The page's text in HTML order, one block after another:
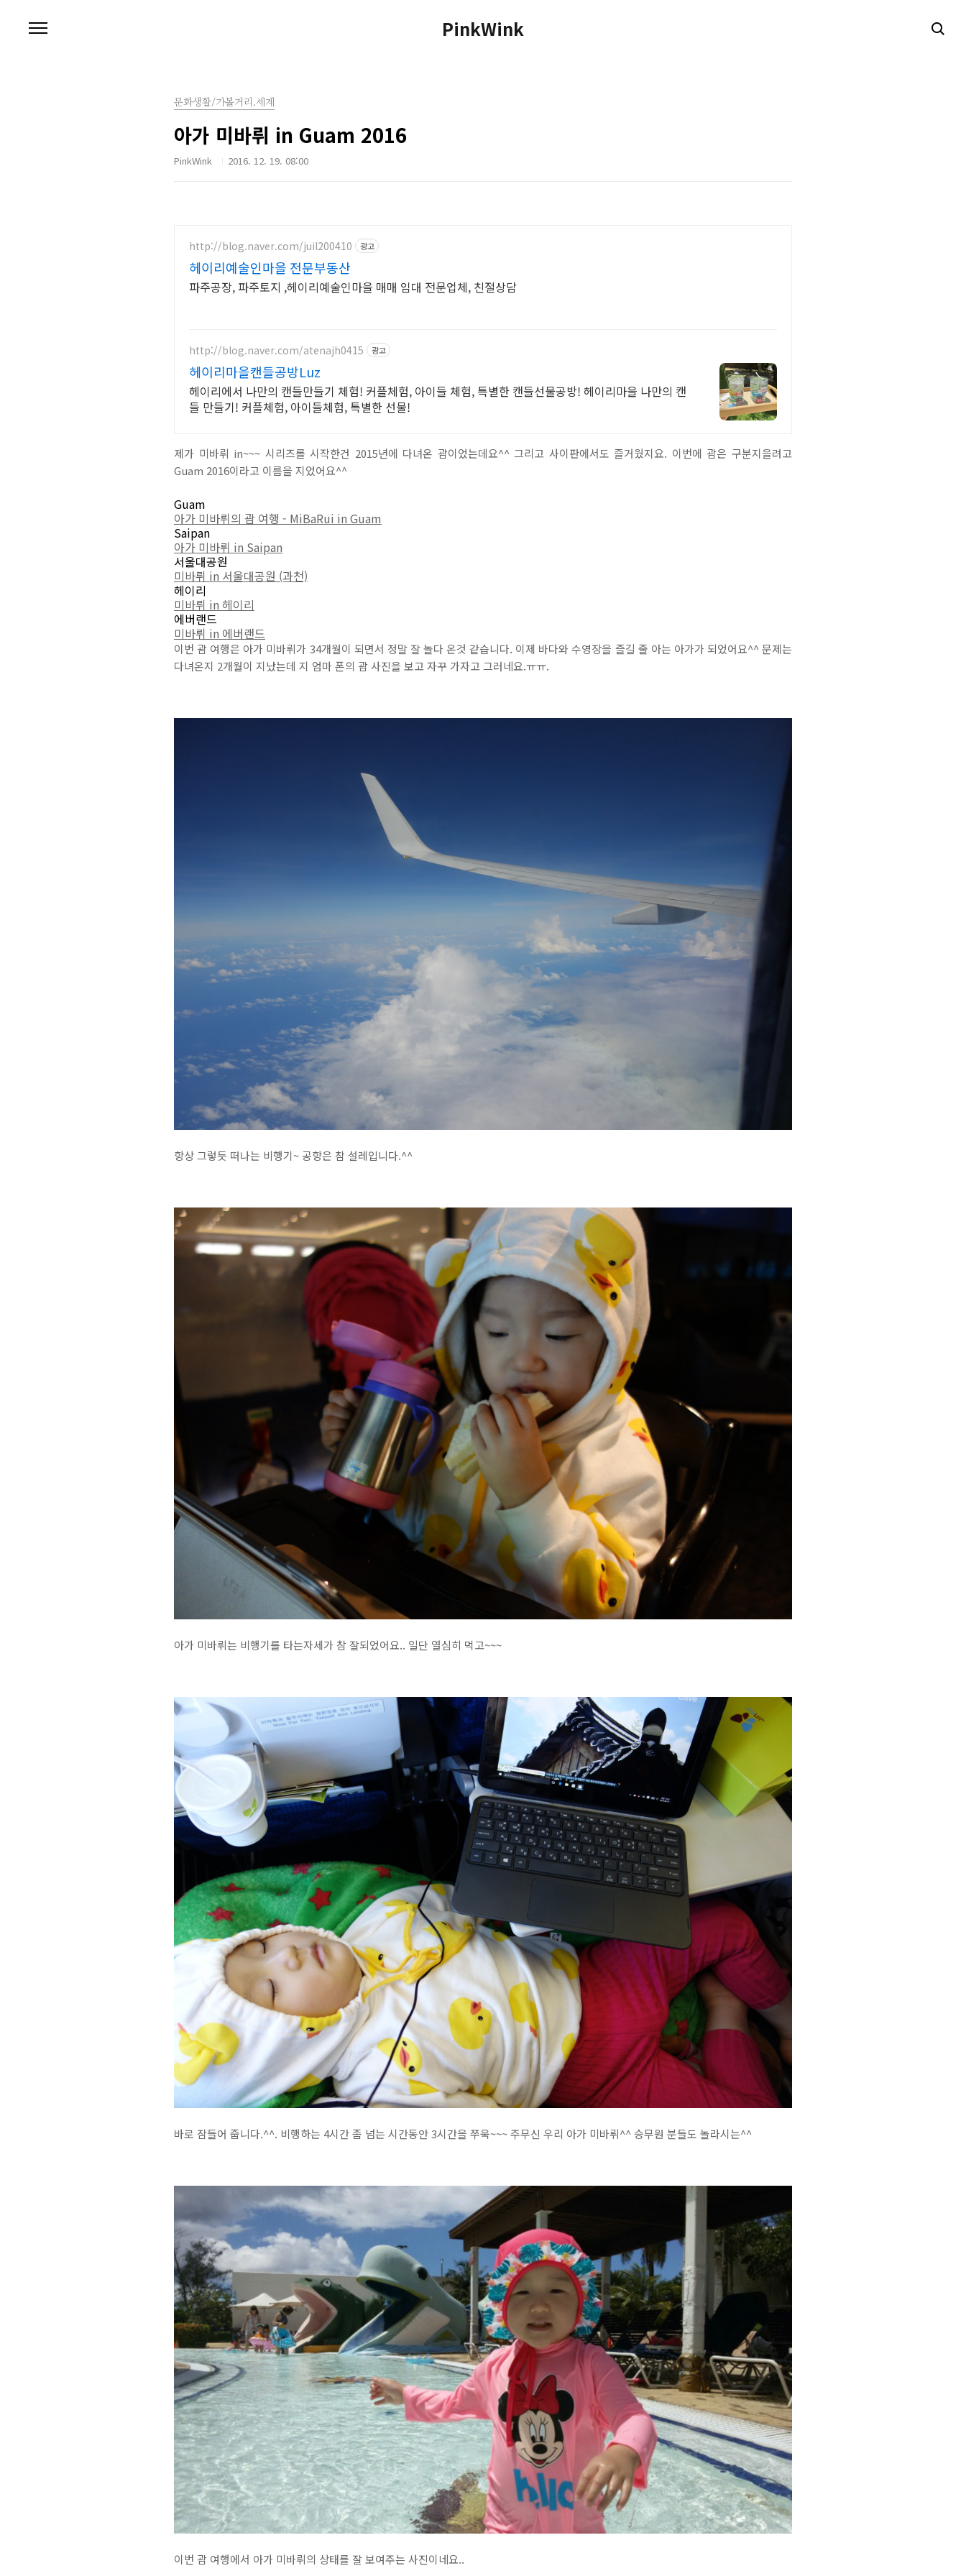
PinkWink
문화생활/가볼거리.세계
아가 미바뤼 in Guam 2016
PinkWink 2016. 12. 19. 08:00
http://blog.naver.com/juil200410 광고
헤이리예술인마을 전문부동산
파주공장, 파주토지 ,헤이리예술인마을 매매 임대 전문업체, 친절상담
http://blog.naver.com/atenajh0415 광고
헤이리마을캔들공방Luz
헤이리에서 나만의 캔들만들기 체험! 커플체험, 아이들 체험, 특별한 캔들선물공방! 헤이리마을 나만의 캔
들 만들기! 커플체험, 아이들체험, 특별한 선물!
제가 미바뤼 in~~~ 시리즈를 시작한건 2015년에 다녀온 괌이었는데요^^ 그리고 사이판에서도 즐거웠지요. 이번에 괌은 구분지을려고
Guam 2016이라고 이름을 지었어요^^
Guam
아가 미바뤼의 괌 여행 - MiBaRui in Guam
Saipan
아가 미바뤼 in Saipan
서울대공원
미바뤼 in 서울대공원 (과천)
헤이리
미바뤼 in 헤이리
에버랜드
미바뤼 in 에버랜드
이번 괌 여행은 아가 미바뤼가 34개월이 되면서 정말 잘 놀다 온것 같습니다. 이제 바다와 수영장을 즐길 줄 아는 아가가 되었어요^^ 문제는
다녀온지 2개월이 지났는데 지 엄마 폰의 괌 사진을 보고 자꾸 가자고 그러네요.ㅠㅠ.
항상 그렇듯 떠나는 비행기~ 공항은 참 설레입니다.^^
아가 미바뤼는 비행기를 타는자세가 참 잘되었어요.. 일단 열심히 먹고~~~
바로 잠들어 줍니다.^^. 비행하는 4시간 좀 넘는 시간동안 3시간을 쭈욱~~~ 주무신 우리 아가 미바뤼^^ 승무원 분들도 놀라시는^^
이번 괌 여행에서 아가 미바뤼의 상태를 잘 보여주는 사진이네요..